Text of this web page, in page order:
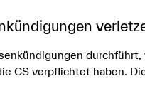
CS verpflichtet haben.